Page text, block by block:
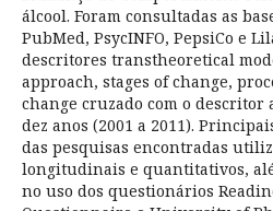
álcool. Foram consultadas as
PubMed, PsycINFO, PepsiCo e
descritores transtheoretical
approach, stages of change,
change cruzado com o
dez anos (2001 a 2011).
das pesquisas encontradas
longitudinais e quantitativos,
no uso dos questionários